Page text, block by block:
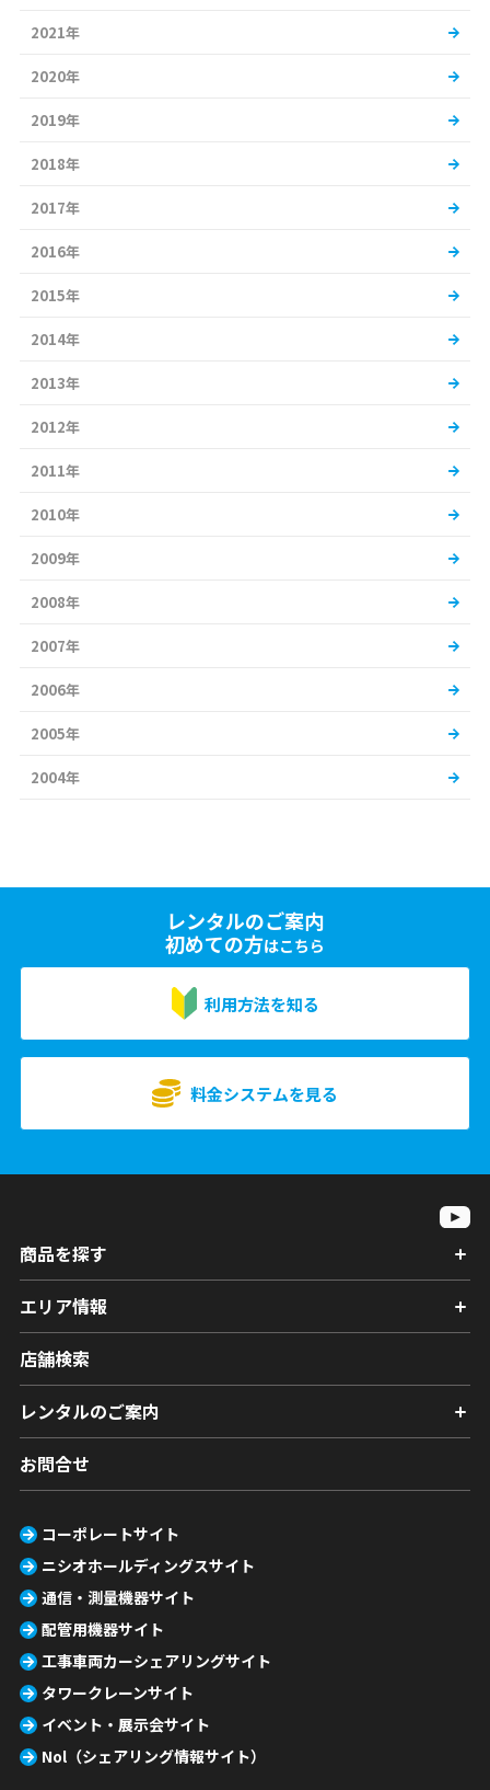
2021年
2020年
2019年
2018年
2017年
2016年
2015年
2014年
2013年
2012年
2011年
2010年
2009年
2008年
2007年
2006年
2005年
2004年
レンタルのご案内
初めての方はこちら
利用方法を知る
料金システムを見る
商品を探す
エリア情報
店舗検索
レンタルのご案内
お問合せ
コーポレートサイト
ニシオホールディングスサイト
通信・測量機器サイト
配管用機器サイト
工事車両カーシェアリングサイト
タワークレーンサイト
イベント・展示会サイト
Nol（シェアリング情報サイト）